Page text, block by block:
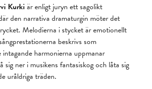
Kurki är enligt juryn ett sagolikt
den narrativa dramaturgin möter det
Melodierna i stycket är emotionellt
beskrivs som
harmonierna uppmanar
sig ner i musikens fantasiskog och låta sig
uråldriga träden.